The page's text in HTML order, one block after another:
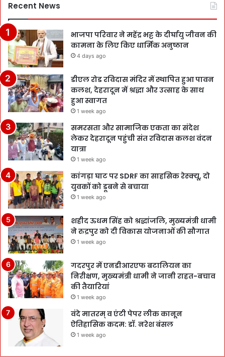
Recent News
भाजपा परिवार ने महेंद्र भट्ट के दीर्घायु जीवन की
कामना के लिए किए धार्मिक अनुष्ठान
4 days ago
डीएल रोड रविदास मंदिर में स्थापित हुआ पावन
कलश, देहरादून में श्रद्धा और उत्साह के साथ
हुआ स्वागत
1 week ago
समरसता और सामाजिक एकता का संदेश
लेकर देहरादून पहुंची संत रविदास कलश वंदन
यात्रा
1 week ago
कांगड़ा घाट पर SDRF का साहसिक रेस्क्यू, दो
युवकों को डूबने से बचाया
1 week ago
शहीद ऊधम सिंह को श्रद्धांजलि, मुख्यमंत्री धामी
ने रुद्रपुर को दी विकास योजनाओं की सौगात
1 week ago
गदरपुर में एनडीआरएफ बटालियन का
निरीक्षण, मुख्यमंत्री धामी ने जानी राहत-बचाव
की तैयारियां
1 week ago
वंदे मातरम् व एंटी पेपर लीक कानून
ऐतिहासिक कदम: डॉ. नरेश बंसल
1 week ago